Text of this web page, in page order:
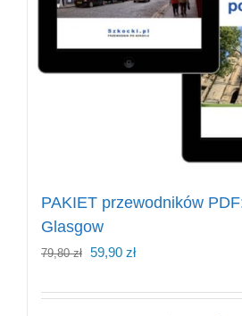
PAKIET przewodników
Glasgow
79,80zł Pierwotna
59,90 złAktualna